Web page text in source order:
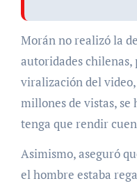
Morán no realizó la
autoridades chilenas,
viralización del
millones de vistas, se
tenga que rendir
Asimismo, aseguró
el hombre estaba